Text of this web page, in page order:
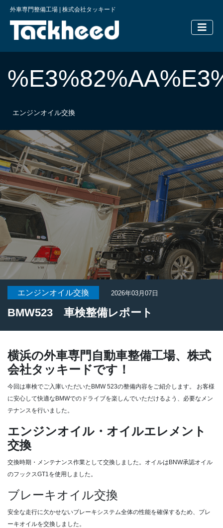
外車専門整備工場 | 株式会社タッキード
横浜の外
エンジンオイル交換
エンジンオイル交換 2026年03月07日
BMW523 車検整備レポート
横浜の外車専門自動車整備工場、株式
会社タッキードです！
今回は車検でご入庫いただいたBMW 523の整備内容をご紹介します。
お客様
に安心して快適なBMWでのドライブを楽しんでいただけるよう、必要なメン
テナンスを行いました。
エンジンオイル・オイルエレメント
交換
交換時期・メンテナンス作業として交換しました。オイルはBNW承認オイル
のフックスGT1を使用しました。
ブレーキオイル交換
安全な走行に欠かせないブレーキシステム全体の性能を確保するため、ブレ
ーキオイルを交換しました。